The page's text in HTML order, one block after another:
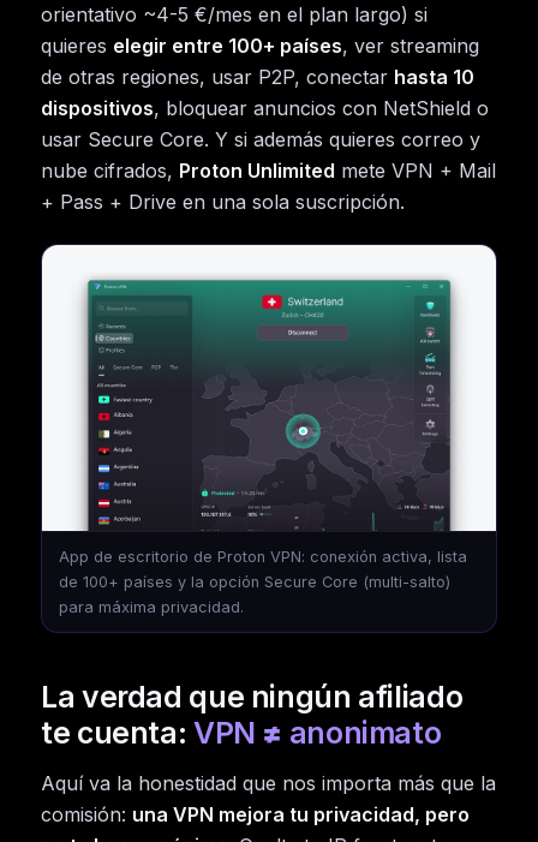
orientativo ~4-5 €/mes en el plan largo) si
quieres elegir entre 100+ países, ver streaming
de otras regiones, usar P2P, conectar hasta 10
dispositivos, bloquear anuncios con NetShield o
usar Secure Core. Y si además quieres correo y
nube cifrados, Proton Unlimited mete VPN + Mail
+ Pass + Drive en una sola suscripción.
App de escritorio de Proton VPN: conexión activa, lista
de 100+ países y la opción Secure Core (multi-salto)
para máxima privacidad.
La verdad que ningún afiliado
te cuenta: VPN ≠ anonimato
Aquí va la honestidad que nos importa más que la
comisión: una VPN mejora tu privacidad, pero